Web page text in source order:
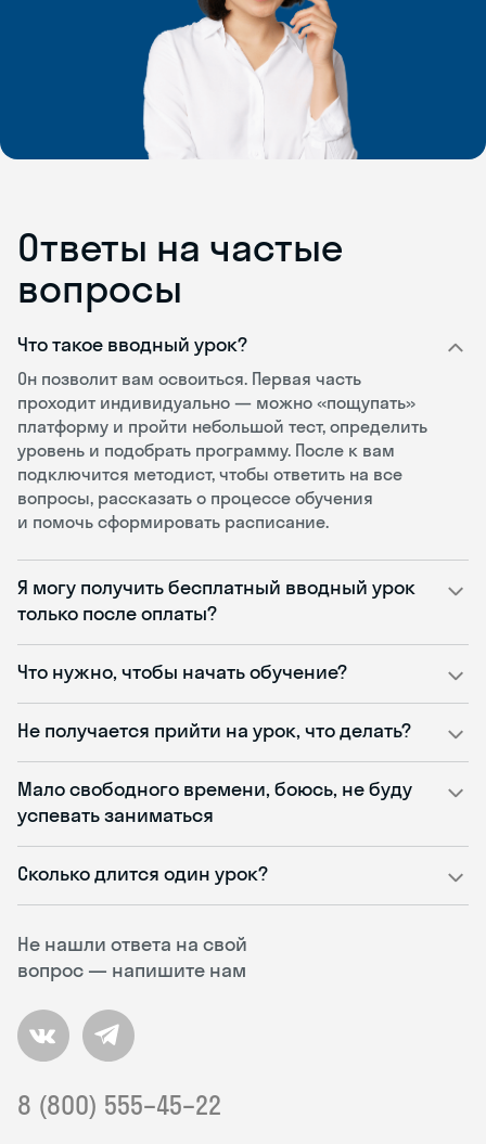
Ответы на частые
вопросы
Не нашли ответа на свой
вопрос — напишите нам
8 (800) 555–45–22
Что такое вводный урок?
Он позволит вам освоиться. Первая часть
проходит индивидуально — можно «пощупать»
платформу и пройти небольшой тест, определить
уровень и подобрать программу. После к вам
подключится методист, чтобы ответить на все
вопросы, рассказать о процессе обучения
и помочь сформировать расписание.
Я могу получить бесплатный вводный урок
только после оплаты?
Что нужно, чтобы начать обучение?
Не получается прийти на урок, что делать?
Мало свободного времени, боюсь, не буду
успевать заниматься
Сколько длится один урок?